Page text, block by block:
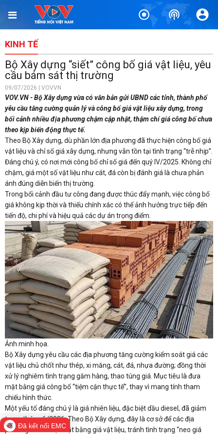
KINH TẾ
Bộ Xây dựng “siết” công bố giá vật liệu, yêu
cầu bám sát thị trường
09/07/2026 | VOVVN
VOV.VN - Bộ Xây dựng vừa có văn bản gửi UBND các tỉnh, thành phố
yêu cầu tăng cường quản lý và công bố giá vật liệu xây dựng, trong
bối cảnh nhiều địa phương chậm cập nhật, thậm chí giá công bố chưa
theo kịp biến động thực tế.
Theo Bộ Xây dựng, dù phần lớn địa phương đã thực hiện công bố giá
vật liệu và chỉ số giá xây dựng, nhưng vẫn tồn tại tình trạng “trễ nhịp”.
Đáng chú ý, có nơi mới công bố chỉ số giá đến quý IV/2025. Không chỉ
chậm, giá một số vật liệu như cát, đá còn bị đánh giá là chưa phản
ánh đúng diễn biến thị trường.
Trong bối cảnh đầu tư công đang được thúc đẩy mạnh, việc công bố
giá không kịp thời và thiếu chính xác có thể ảnh hưởng trực tiếp đến
tiến độ, chi phí và hiệu quả các dự án trọng điểm.
Ảnh minh họa.
Bộ Xây dựng yêu cầu các địa phương tăng cường kiểm soát giá các
vật liệu chủ chốt như thép, xi măng, cát, đá, nhựa đường; đồng thời
xử lý nghiêm tình trạng găm hàng, thao túng giá. Mục tiêu là đưa
mặt bằng giá công bố “tiệm cận thực tế”, thay vì mang tính tham
chiếu hình thức.
Một yếu tố đáng chú ý là giá nhiên liệu, đặc biệt dầu diesel, đã giảm
trong tháng 6/2026. Theo Bộ Xây dựng, đây là cơ sở để các địa
phương rà soát lại mặt bằng giá vật liệu, tránh tình trạng “neo giá
Đã kết nối EMC